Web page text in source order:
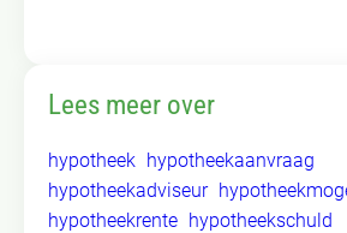
Lees meer over
hypotheek hypotheekaanvraag
hypotheekadviseur
hypotheekrente hypotheekschuld